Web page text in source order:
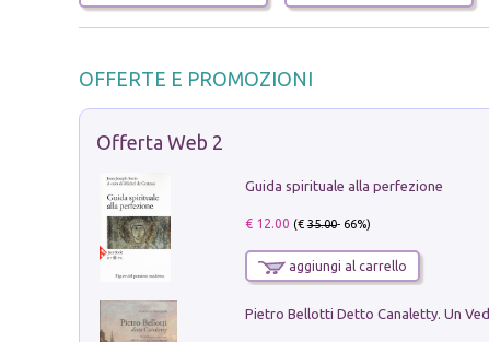
OFFERTE E PROMOZIONI
Offerta Web 2
Guida spirituale alla perfezione
€ 12.00 (€35.00- 66%)
aggiungi al carrello